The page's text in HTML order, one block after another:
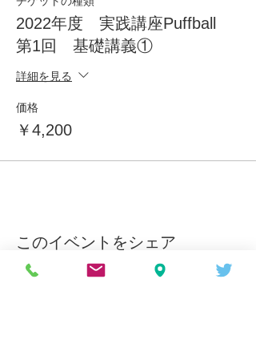
2022年度 実践講座Puffball
第1回 基礎講義①
詳細を見る
価格
￥4,200
このイベントをシェア